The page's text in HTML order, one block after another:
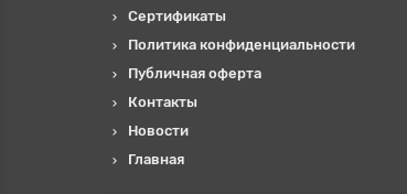
Сертификаты
Политика конфиденциальности
Публичная оферта
Контакты
Новости
Главная